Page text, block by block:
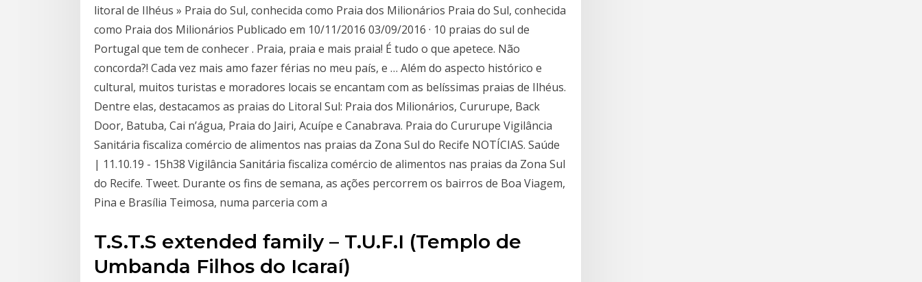
litoral de Ilhéus » Praia do Sul, conhecida como Praia dos Milionários Praia do Sul, conhecida
como Praia dos Milionários Publicado em 10/11/2016 03/09/2016 · 10 praias do sul de
Portugal que tem de conhecer . Praia, praia e mais praia! É tudo o que apetece. Não
concorda?! Cada vez mais amo fazer férias no meu país, e … Além do aspecto histórico e
cultural, muitos turistas e moradores locais se encantam com as belíssimas praias de Ilhéus.
Dentre elas, destacamos as praias do Litoral Sul: Praia dos Milionários, Cururupe, Back
Door, Batuba, Cai n’água, Praia do Jairi, Acuípe e Canabrava. Praia do Cururupe Vigilância
Sanitária fiscaliza comércio de alimentos nas praias da Zona Sul do Recife NOTÍCIAS. Saúde
| 11.10.19 - 15h38 Vigilância Sanitária fiscaliza comércio de alimentos nas praias da Zona Sul
do Recife. Tweet. Durante os fins de semana, as ações percorrem os bairros de Boa Viagem,
Pina e Brasília Teimosa, numa parceria com a
T.S.T.S extended family – T.U.F.I (Templo de
Umbanda Filhos do Icaraí)